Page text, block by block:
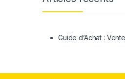
Guide d’Achat :